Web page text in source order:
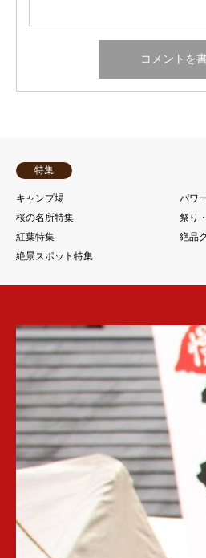
特集
キャンプ場
パワ
桜の名所特集
祭り
紅葉特集
絶品
絶景スポット特集